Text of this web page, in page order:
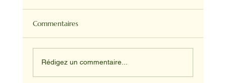
Commentaires
Rédigez un commentaire...